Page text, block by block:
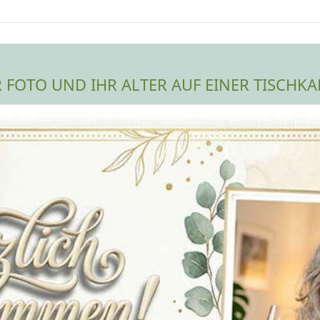
FOTO UND IHR ALTER AUF EINER